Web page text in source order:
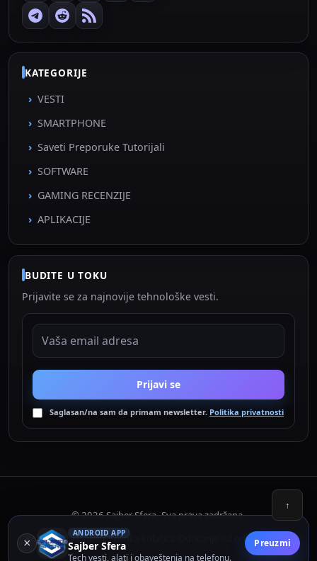
KATEGORIJE
VESTI
SMARTPHONE
Saveti Preporuke Tutorijali
SOFTWARE
GAMING RECENZIJE
APLIKACIJE
BUDITE U TOKU
Prijavite se za najnovije tehnološke vesti.
EMAIL ADRESA
Prijavi se
Saglasan/na sam da primam newsletter. Politika privatnosti
© 2026 Sajber Sfera. Sva prava zadržana.
Politika privatnosti•Politika kolačića Odricanje od odgovornosti
×
ANDROID APP
Sajber Sfera
Tech vesti, alati i obaveštenja na telefonu.
Preuzmi
↑